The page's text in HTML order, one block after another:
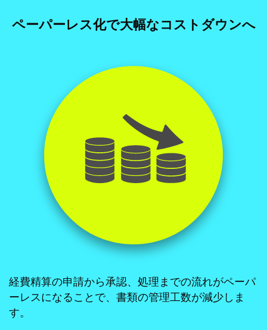
ペーパーレス化で大幅なコストダウンへ
経費精算の申請から承認、処理までの流れがペーパ
ーレスになることで、書類の管理工数が減少しま
す。